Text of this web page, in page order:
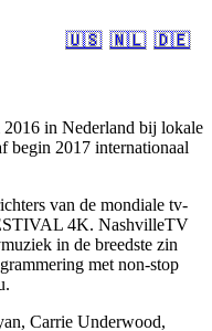
🇺🇸 🇳🇱 🇩🇪
in Nederland bij lokale
begin 2017 internationaal
van de mondiale tv-
4K. NashvilleTV
in de breedste zin
met non-stop
Carrie Underwood,